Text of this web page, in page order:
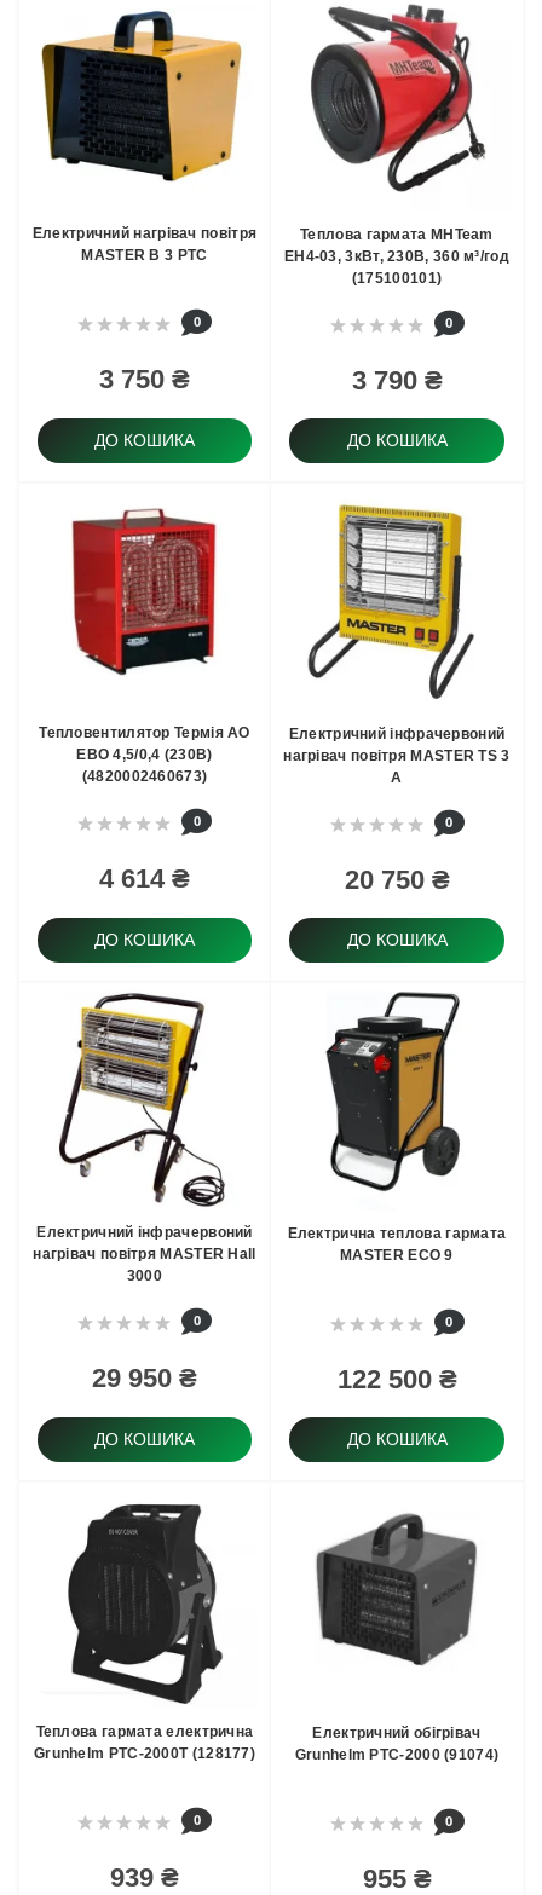
Електричний нагрівач повітря
MASTER B 3 PTC
0
3 750 ₴
ДО КОШИКА
Теплова гармата MHTeam
EH4-03, 3кВт, 230В, 360 м³/год
(175100101)
0
3 790 ₴
ДО КОШИКА
Тепловентилятор Термія АО
ЕВО 4,5/0,4 (230B)
(4820002460673)
0
4 614 ₴
ДО КОШИКА
Електричний інфрачервоний
нагрівач повітря MASTER TS 3
A
0
20 750 ₴
ДО КОШИКА
Електричний інфрачервоний
нагрівач повітря MASTER Hall
3000
0
29 950 ₴
ДО КОШИКА
Електрична теплова гармата
MASTER ECO 9
0
122 500 ₴
ДО КОШИКА
Теплова гармата електрична
Grunhelm РТС-2000Т (128177)
0
939 ₴
Електричний обігрівач
Grunhelm РТС-2000 (91074)
0
955 ₴